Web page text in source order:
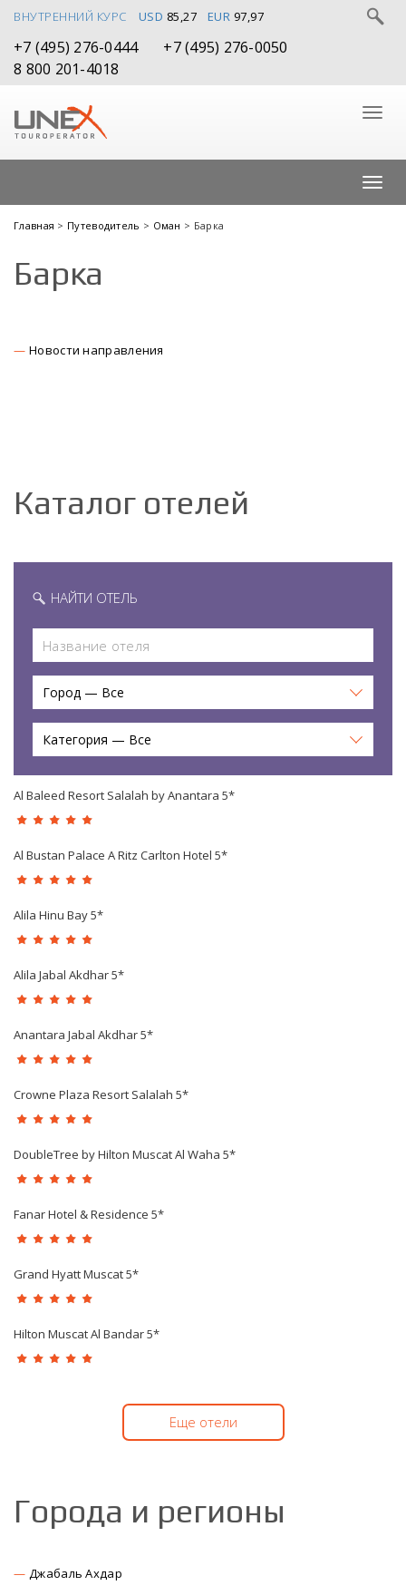
ВНУТРЕННИЙ КУРС USD 85,27 EUR 97,97
+7 (495) 276-0444
+7 (495) 276-0050
8 800 201-4018
Главная > Путеводитель > Оман > Барка
Барка
Новости направления
Каталог отелей
НАЙТИ ОТЕЛЬ
Город — Все
Категория — Все
Al Baleed Resort Salalah by Anantara 5*
Al Bustan Palace A Ritz Carlton Hotel 5*
Alila Hinu Bay 5*
Alila Jabal Akdhar 5*
Anantara Jabal Akdhar 5*
Crowne Plaza Resort Salalah 5*
DoubleTree by Hilton Muscat Al Waha 5*
Fanar Hotel & Residence 5*
Grand Hyatt Muscat 5*
Hilton Muscat Al Bandar 5*
Еще отели
Города и регионы
Джабаль Ахдар